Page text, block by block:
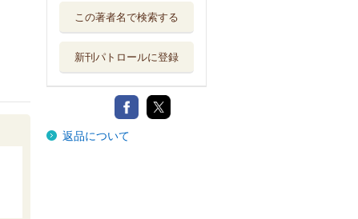
この著者名で検索する
新刊パトロールに登録
返品について